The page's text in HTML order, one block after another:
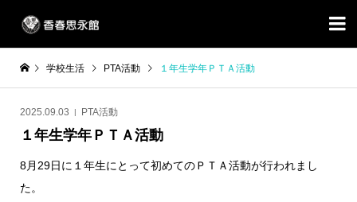

学校生活 PTA活動 １年生学年ＰＴＡ活動
2025.09.03 PTA活動
１年生学年ＰＴＡ活動
8月29日に１年生にとって初めてのＰＴＡ活動が行われまし
た。